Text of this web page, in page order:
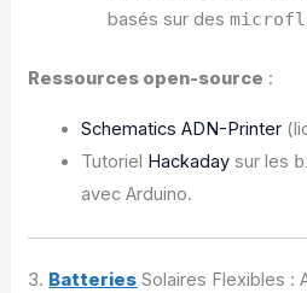
basés sur des
Ressources open-source :
Schematics ADN-Printer
Tutoriel Hackaday sur les
avec Arduino.
3. Batteries Solaires Flexibles :